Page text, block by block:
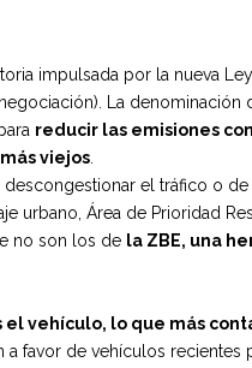
impulsada por la nueva
La denominación
reducir las emisiones
viejos
el tráfico o
urbano, Área de Prioridad
no son los de la ZBE, una
el vehículo, lo que más
favor de vehículos recientes